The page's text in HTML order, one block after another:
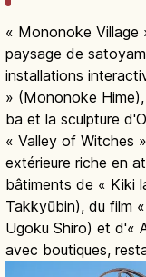
« Mononoke
paysage de
installations
» (Mononoke
ba et la sculpture
« Valley of Witches
extérieure riche en
bâtiments de « Kiki
Takkyūbin), du film
Ugoku Shiro) et d'«
avec boutiques,